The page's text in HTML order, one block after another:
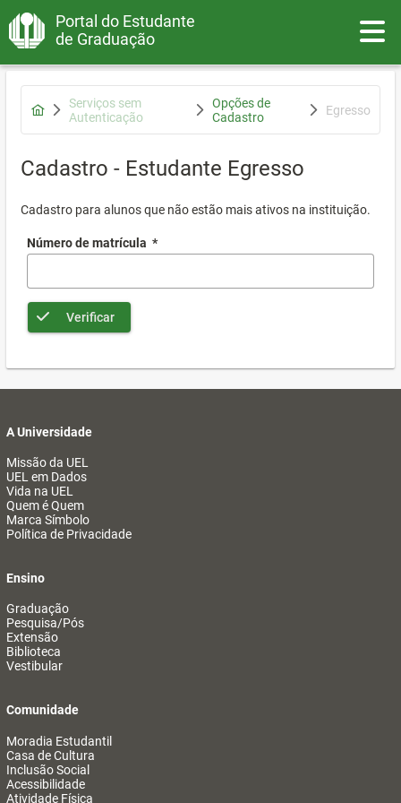
Portal do Estudante
de Graduação
Serviços sem
Autenticação
Opções de
Cadastro
Egresso
Cadastro - Estudante Egresso
Cadastro para alunos que não estão mais ativos na instituição.
Número de matrícula *
Verificar
A Universidade
Missão da UEL
UEL em Dados
Vida na UEL
Quem é Quem
Marca Símbolo
Política de Privacidade
Ensino
Graduação
Pesquisa/Pós
Extensão
Biblioteca
Vestibular
Comunidade
Moradia Estudantil
Casa de Cultura
Inclusão Social
Acessibilidade
Atividade Física